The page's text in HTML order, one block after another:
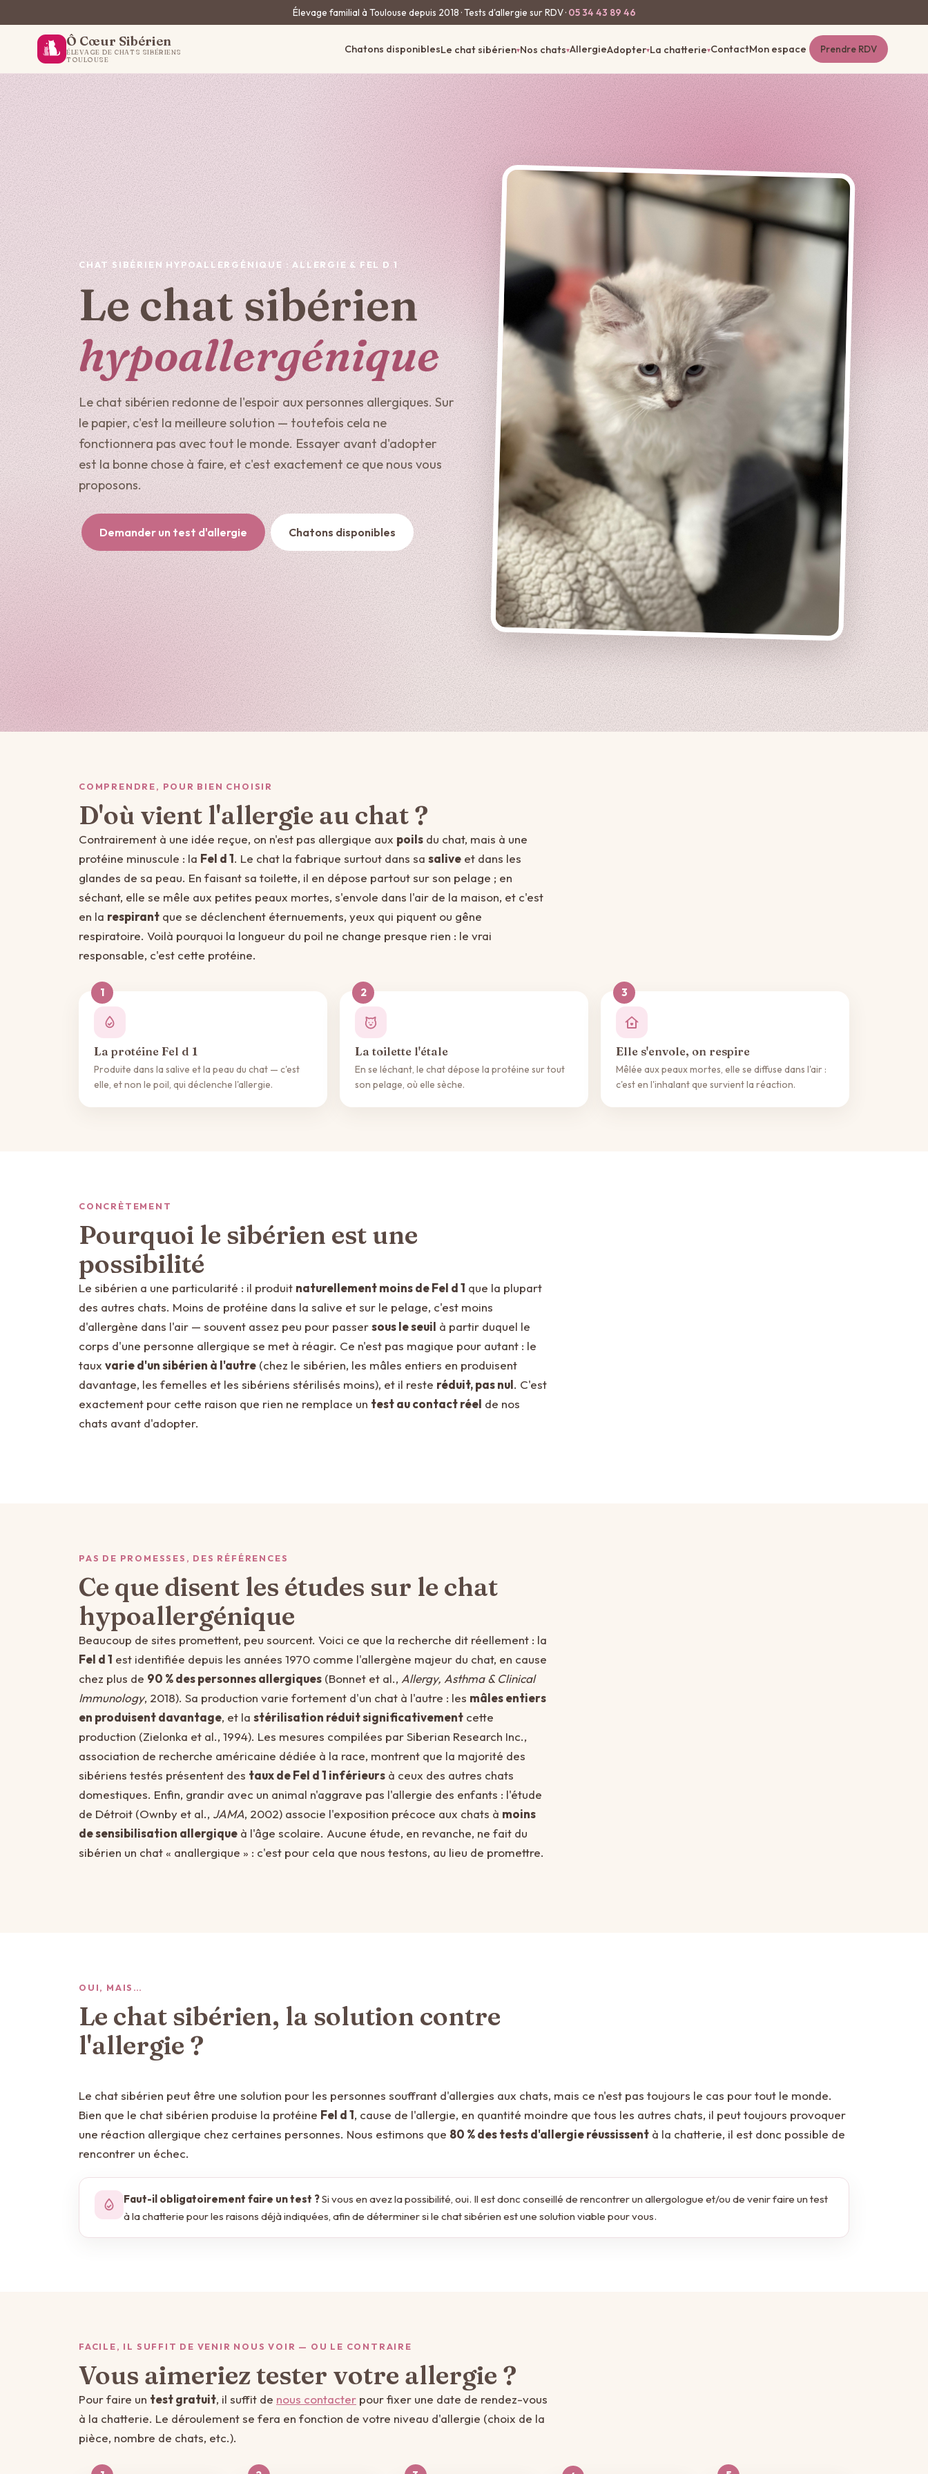
Élevage familial à Toulouse depuis 2018 · Tests d'allergie sur RDV · 05 34 43 89 46
Ô Cœur Sibérien
ÉLEVAGE DE CHATS SIBÉRIENS
TOULOUSE
Chatons disponiblesLe chat sibérien▾Nos chats▾AllergieAdopter▾La chatterie▾ContactMon espace Prendre RDV
CHAT SIBÉRIEN HYPOALLERGÉNIQUE : ALLERGIE & FEL D 1
Le chat sibérien
hypoallergénique
Le chat sibérien redonne de l'espoir aux personnes allergiques. Sur
le papier, c'est la meilleure solution — toutefois cela ne
fonctionnera pas avec tout le monde. Essayer avant d'adopter
est la bonne chose à faire, et c'est exactement ce que nous vous
proposons.
Demander un test d'allergie Chatons disponibles
COMPRENDRE, POUR BIEN CHOISIR
D'où vient l'allergie au chat ?
Contrairement à une idée reçue, on n'est pas allergique aux poils du chat, mais à une
protéine minuscule : la Fel d 1. Le chat la fabrique surtout dans sa salive et dans les
glandes de sa peau. En faisant sa toilette, il en dépose partout sur son pelage ; en
séchant, elle se mêle aux petites peaux mortes, s'envole dans l'air de la maison, et c'est
en la respirant que se déclenchent éternuements, yeux qui piquent ou gêne
respiratoire. Voilà pourquoi la longueur du poil ne change presque rien : le vrai
responsable, c'est cette protéine.
La protéine Fel d 1
Produite dans la salive et la peau du chat — c'est
elle, et non le poil, qui déclenche l'allergie.
La toilette l'étale
En se léchant, le chat dépose la protéine sur tout
son pelage, où elle sèche.
Elle s'envole, on respire
Mêlée aux peaux mortes, elle se diffuse dans l'air :
c'est en l'inhalant que survient la réaction.
CONCRÈTEMENT
Pourquoi le sibérien est une
possibilité
Le sibérien a une particularité : il produit naturellement moins de Fel d 1 que la plupart
des autres chats. Moins de protéine dans la salive et sur le pelage, c'est moins
d'allergène dans l'air — souvent assez peu pour passersous le seuil à partir duquel le
corps d'une personne allergique se met à réagir. Ce n'est pas magique pour autant : le
taux varie d'un sibérien à l'autre (chez le sibérien, les mâles entiers en produisent
davantage, les femelles et les sibériens stérilisés moins), et il reste réduit, pas nul. C'est
exactement pour cette raison que rien ne remplace un test au contact réel de nos
chats avant d'adopter.
PAS DE PROMESSES, DES RÉFÉRENCES
Ce que disent les études sur le chat
hypoallergénique
Beaucoup de sites promettent, peu sourcent. Voici ce que la recherche dit réellement : la
Fel d 1 est identifiée depuis les années 1970 comme l'allergène majeur du chat, en cause
chez plus de 90 % des personnes allergiques (Bonnet et al., Allergy, Asthma & Clinical
Immunology, 2018). Sa production varie fortement d'un chat à l'autre : les mâles entiers
en produisent davantage, et la stérilisation réduit significativement cette
production (Zielonka et al., 1994). Les mesures compilées par Siberian Research Inc.,
association de recherche américaine dédiée à la race, montrent que la majorité des
sibériens testés présentent des taux de Fel d 1 inférieurs à ceux des autres chats
domestiques. Enfin, grandir avec un animal n'aggrave pas l'allergie des enfants : l'étude
de Détroit (Ownby et al., JAMA, 2002) associe l'exposition précoce aux chats à moins
de sensibilisation allergique à l'âge scolaire. Aucune étude, en revanche, ne fait du
sibérien un chat « anallergique » : c'est pour cela que nous testons, au lieu de promettre.
OUI, MAIS…
Le chat sibérien, la solution contre
l'allergie ?
Le chat sibérien peut être une solution pour les personnes souffrant d'allergies aux chats, mais ce n'est pas toujours le cas pour tout le monde.
Bien que le chat sibérien produise la protéine Fel d 1, cause de l'allergie, en quantité moindre que tous les autres chats, il peut toujours provoquer
une réaction allergique chez certaines personnes. Nous estimons que 80 % des tests d'allergie réussissent à la chatterie, il est donc possible de
rencontrer un échec.
Faut-il obligatoirement faire un test ?Si vous en avez la possibilité, oui. Il est donc conseillé de rencontrer un allergologue et/ou de venir faire un test
à la chatterie pour les raisons déjà indiquées, afin de déterminer si le chat sibérien est une solution viable pour vous.
FACILE, IL SUFFIT DE VENIR NOUS VOIR — OU LE CONTRAIRE
Vous aimeriez tester votre allergie ?
Pour faire un test gratuit, il suffit de nous contacter pour fixer une date de rendez-vous
à la chatterie. Le déroulement se fera en fonction de votre niveau d'allergie (choix de la
pièce, nombre de chats, etc.).